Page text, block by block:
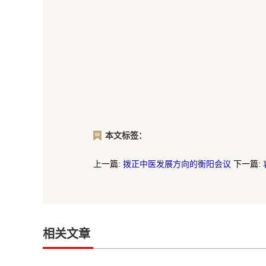
本文标签：
上一篇: 拨正中医发展方向的衡阳会议 下一篇:
相关文章